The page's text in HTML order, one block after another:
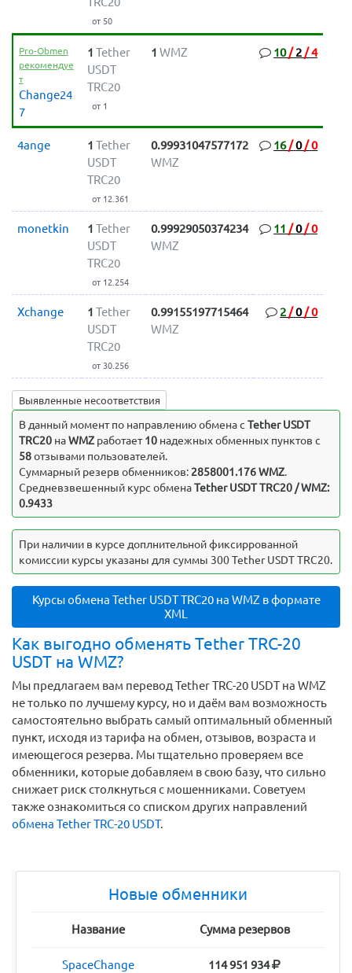
от 50
Pro-Obmen
рекомендуе
т
Change24
7
1 Tether
USDT
TRC20
от 1
1 WMZ 10/ 2 /4
4ange 1 Tether
USDT
TRC20
от 12.361
0.99931047577172
WMZ
16/0/0
monetkin 1 Tether
USDT
TRC20
от 12.254
0.99929050374234
WMZ
11 /0/0
Xchange 1 Tether
USDT
TRC20
от 30.256
0.99155197715464
WMZ
2 /0/0
Выявленные несоответствия
В данный момент по направлению обмена c Tether USDT
TRC20наWMZработает10надежных обменных пунктов с
58отзывами пользователей.
Суммарный резерв обменников: 2858001.176 WMZ.
Средневзвешенный курс обменаTether USDT TRC20 / WMZ:
0.9433
При наличии в курсе доплнительной фиксиррованной
комиссии курсы указаны для суммы 300 Tether USDT TRC20.
Курсы обмена Tether USDT TRC20 на WMZ в формате
XML
Как выгодно обменять Tether TRC-20
USDT на WMZ?
Мы предлагаем вам перевод Tether TRC-20 USDT на WMZ
не только по лучшему курсу, но и даём вам возможность
самостоятельно выбрать самый оптимальный обменный
пункт, исходя из тарифа на обмен, отзывов, возраста и
имеющегося резерва. Мы тщательно проверяем все
обменники, которые добавляем в свою базу, что сильно
снижает риск столкнуться с мошенниками. Советуем
также ознакомиться со списком других направлений
обмена Tether TRC-20 USDT.
Новые обменники
Название Сумма резервов
SpaceChange 114 951 934